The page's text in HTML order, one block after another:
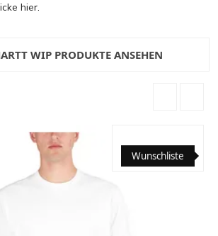
hier.
WIP PRODUKTE ANSEHEN
Wunschliste